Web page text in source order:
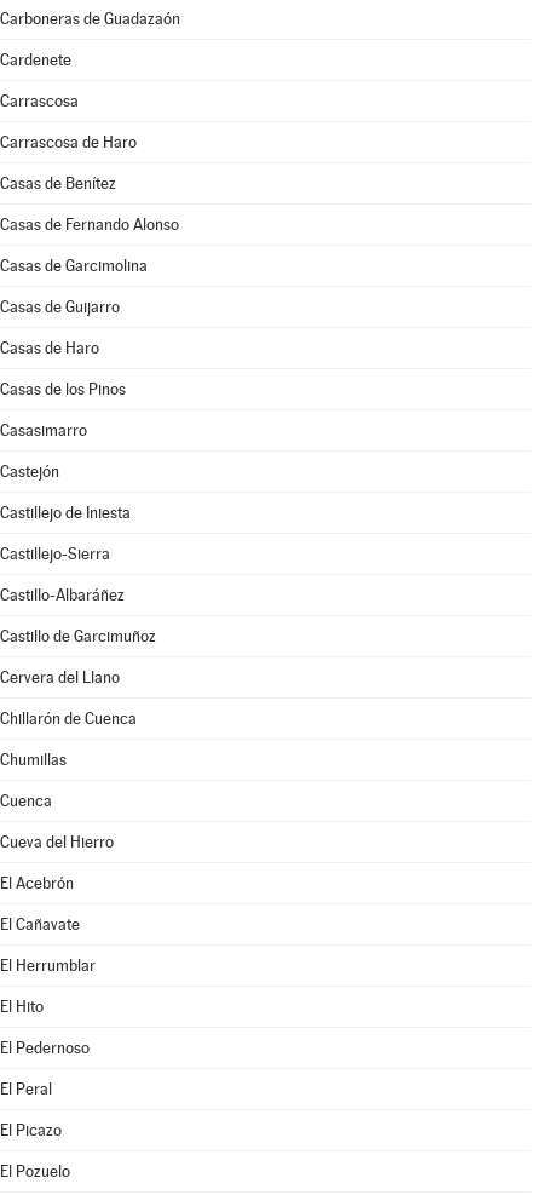
Carboneras de Guadazaón
Cardenete
Carrascosa
Carrascosa de Haro
Casas de Benítez
Casas de Fernando Alonso
Casas de Garcimolina
Casas de Guijarro
Casas de Haro
Casas de los Pinos
Casasimarro
Castejón
Castillejo de Iniesta
Castillejo-Sierra
Castillo-Albaráñez
Castillo de Garcimuñoz
Cervera del Llano
Chillarón de Cuenca
Chumillas
Cuenca
Cueva del Hierro
El Acebrón
El Cañavate
El Herrumblar
El Hito
El Pedernoso
El Peral
El Picazo
El Pozuelo